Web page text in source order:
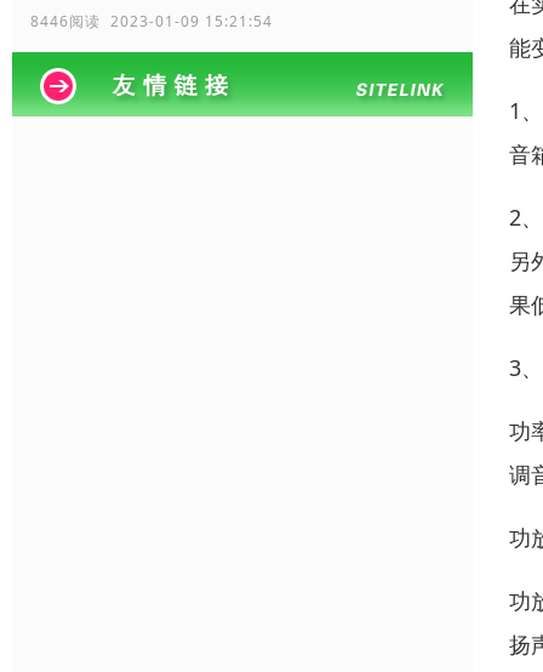
8446阅读 2023-01-09 15:21:54
能
1
音
2
另
果
3
功
调
功
功
扬